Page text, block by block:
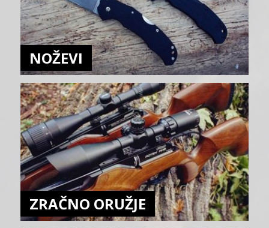
NOŽEVI
ZRAČNO ORUŽJE